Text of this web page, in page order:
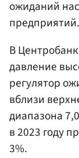
ожиданий
предприятий.
В
давление
регулятор
вблизи
диапазона
в 2023 году
3%.